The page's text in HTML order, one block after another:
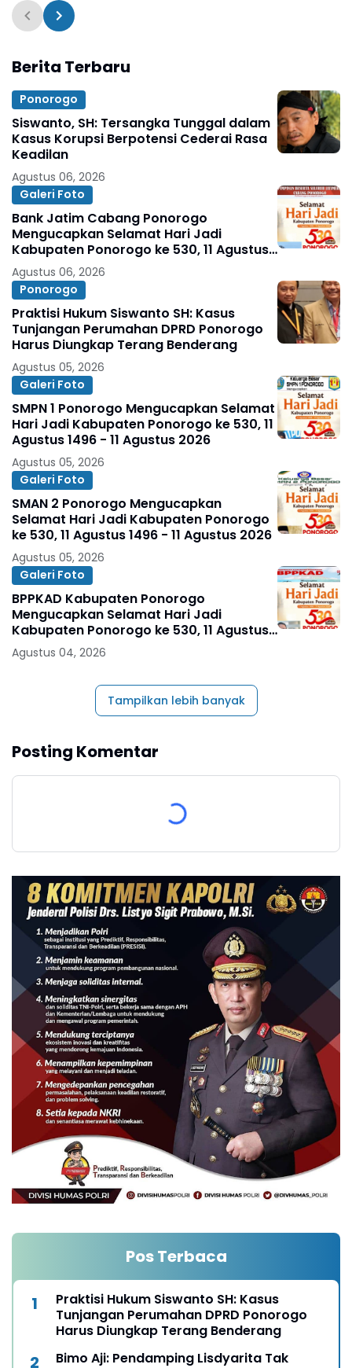
Agustus 2026
Berita Terbaru
Ponorogo
Siswanto, SH: Tersangka Tunggal dalam
Kasus Korupsi Berpotensi Cederai Rasa
Keadilan
Agustus 06, 2026
Galeri Foto
Bank Jatim Cabang Ponorogo
Mengucapkan Selamat Hari Jadi
Kabupaten Ponorogo ke 530, 11 Agustus
1496 - 11 Agustus 2026
Agustus 06, 2026
Ponorogo
Praktisi Hukum Siswanto SH: Kasus
Tunjangan Perumahan DPRD Ponorogo
Harus Diungkap Terang Benderang
Agustus 05, 2026
Galeri Foto
SMPN 1 Ponorogo Mengucapkan Selamat
Hari Jadi Kabupaten Ponorogo ke 530, 11
Agustus 1496 - 11 Agustus 2026
Agustus 05, 2026
Galeri Foto
SMAN 2 Ponorogo Mengucapkan
Selamat Hari Jadi Kabupaten Ponorogo
ke 530, 11 Agustus 1496 - 11 Agustus 2026
Agustus 05, 2026
Galeri Foto
BPPKAD Kabupaten Ponorogo
Mengucapkan Selamat Hari Jadi
Kabupaten Ponorogo ke 530, 11 Agustus
1496 - 11 Agustus 2026
Agustus 04, 2026
Tampilkan lebih banyak
Posting Komentar
Pos Terbaca
Praktisi Hukum Siswanto SH: Kasus
Tunjangan Perumahan DPRD Ponorogo
Harus Diungkap Terang Benderang
Bimo Aji: Pendamping Lisdyarita Tak